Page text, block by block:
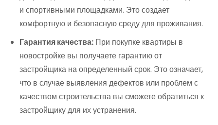
и спортивными площадками. Это создает
комфортную и безопасную среду для проживания.
Гарантия качества: При покупке квартиры в
новостройке вы получаете гарантию от
застройщика на определенный срок. Это означает,
что в случае выявления дефектов или проблем с
качеством строительства вы сможете обратиться к
застройщику для их устранения.